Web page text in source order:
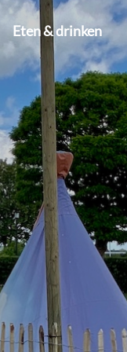
Eten & drinken